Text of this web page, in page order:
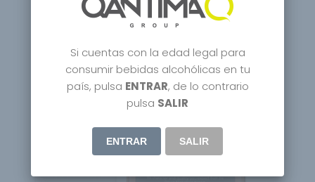
Agotado
Si cuentas con la edad legal para
consumir bebidas alcohólicas en tu
país, pulsa ENTRAR, de lo contrario
pulsa SALIR
ENTRAR SALIR